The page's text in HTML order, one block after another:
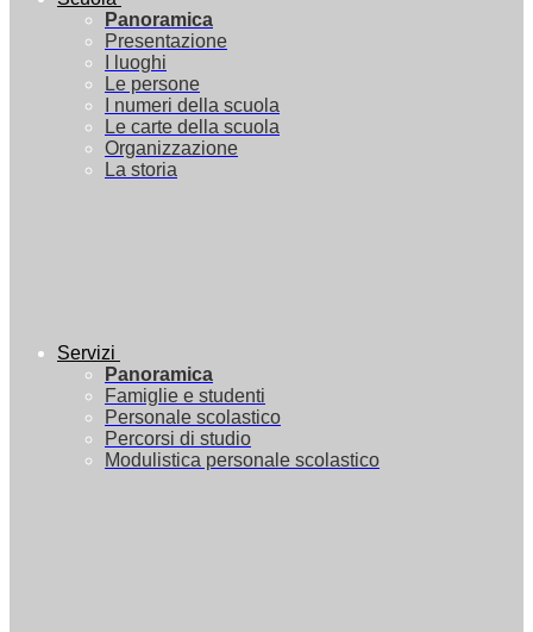
Panoramica
Presentazione
I luoghi
Le persone
I numeri della scuola
Le carte della scuola
Organizzazione
La storia
Servizi
Panoramica
Famiglie e studenti
Personale scolastico
Percorsi di studio
Modulistica personale scolastico